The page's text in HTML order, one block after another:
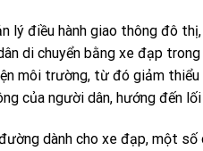
lý điều hành giao thông đô
di chuyển bằng xe đạp
môi trường, từ đó giảm
của người dân, hướng đến
dành cho xe đạp, một